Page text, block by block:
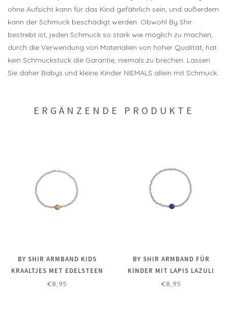
ohne Aufsicht kann für das Kind gefährlich sein, und außerdem
kann der Schmuck beschädigt werden. Obwohl By Shir
bestrebt ist, jeden Schmuck so stark wie möglich zu machen,
durch die Verwendung von Materialien von hoher Qualität, hat
kein Schmuckstück die Garantie, niemals zu brechen. Lassen
Sie daher Babys und kleine Kinder NIEMALS allein mit Schmuck.
ERGÄNZENDE PRODUKTE
BY SHIR ARMBAND KIDS
KRAALTJES MET EDELSTEEN
PICTURE JASPIS EDELSTAAL
€8,95
BY SHIR ARMBAND FÜR
KINDER MIT LAPIS LAZULI
EDELSTEINEN AUS
€8,95